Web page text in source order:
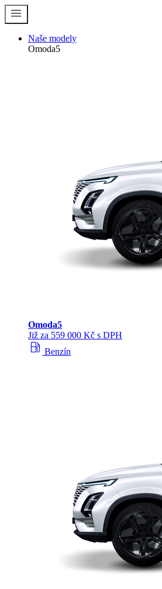
menu
Naše modely
Omoda5
Omoda5
Již za 559 000 Kč s DPH
local_gas_station Benzín